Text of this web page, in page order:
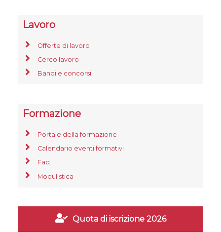
Lavoro
Offerte di lavoro
Cerco lavoro
Bandi e concorsi
Formazione
Portale della formazione
Calendario eventi formativi
Faq
Modulistica
Quota di iscrizione 2026